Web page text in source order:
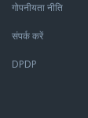
गोपनीयता नीति
संपर्क करें
DPDP